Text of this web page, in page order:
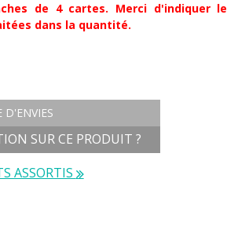
de 4 cartes. Merci d'indiquer le
dans la quantité.
D'ENVIES
SUR CE PRODUIT ?
ASSORTIS